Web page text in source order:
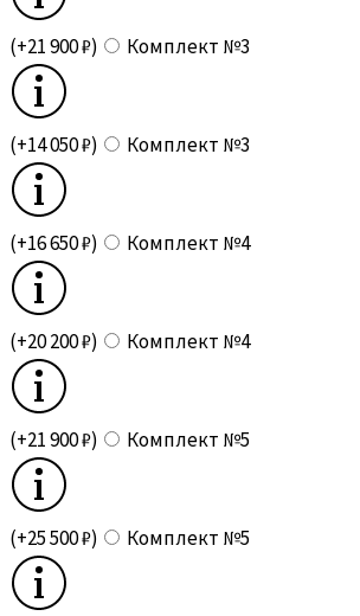
(+21 900 ₽) Комплект №3
(+14 050 ₽) Комплект №3
(+16 650 ₽) Комплект №4
(+20 200 ₽) Комплект №4
(+21 900 ₽) Комплект №5
(+25 500 ₽) Комплект №5